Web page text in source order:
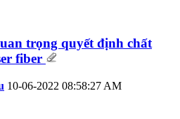
trọng quyết định chất
fiber
10-06-2022 08:58:27 AM